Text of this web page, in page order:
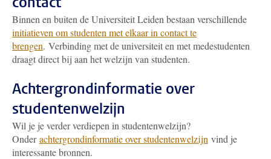
Binnen en buiten de Universiteit Leiden bestaan verschillende
initiatieven om studenten met elkaar in contact te
brengen. Verbinding met de universiteit en met medestudenten
draagt direct bij aan het welzijn van studenten.
Achtergrondinformatie over
studentenwelzijn
Wil je je verder verdiepen in studentenwelzijn?
Onderachtergrondinformatie over studentenwelzijn vind je
interessante bronnen.